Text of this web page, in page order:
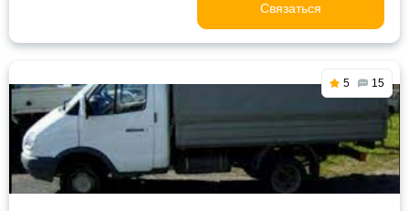
Связаться
5 15